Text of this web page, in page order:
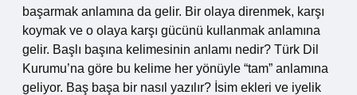
başarmak anlamına da gelir. Bir olaya direnmek, karşı
koymak ve o olaya karşı gücünü kullanmak anlamına
gelir. Başlı başına kelimesinin anlamı nedir? Türk Dil
Kurumu’na göre bu kelime her yönüyle “tam” anlamına
geliyor. Baş başa bir nasıl yazılır? İsim ekleri ve iyelik